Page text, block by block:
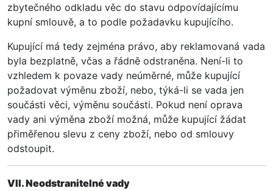
zbytečného odkladu věc do stavu odpovídajícímu
kupní smlouvě, a to podle požadavku kupujícího.
Kupující má tedy zejména právo, aby reklamovaná vada
byla bezplatně, včas a řádně odstraněna. Není-li to
vzhledem k povaze vady neúměrné, může kupující
požadovat výměnu zboží, nebo, týká-li se vada jen
součásti věci, výměnu součásti. Pokud není oprava
vady ani výměna zboží možná, může kupující žádat
přiměřenou slevu z ceny zboží, nebo od smlouvy
odstoupit.
VII. Neodstranitelné vady